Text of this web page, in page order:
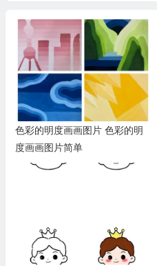
色彩的明度画画图片 色彩的明
度画画图片简单